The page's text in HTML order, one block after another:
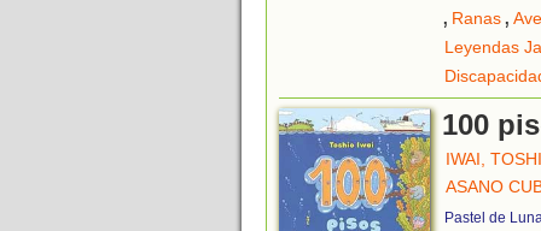
, Ranas,
Leyendas
100
IWAI,
ASANO
Pastel de